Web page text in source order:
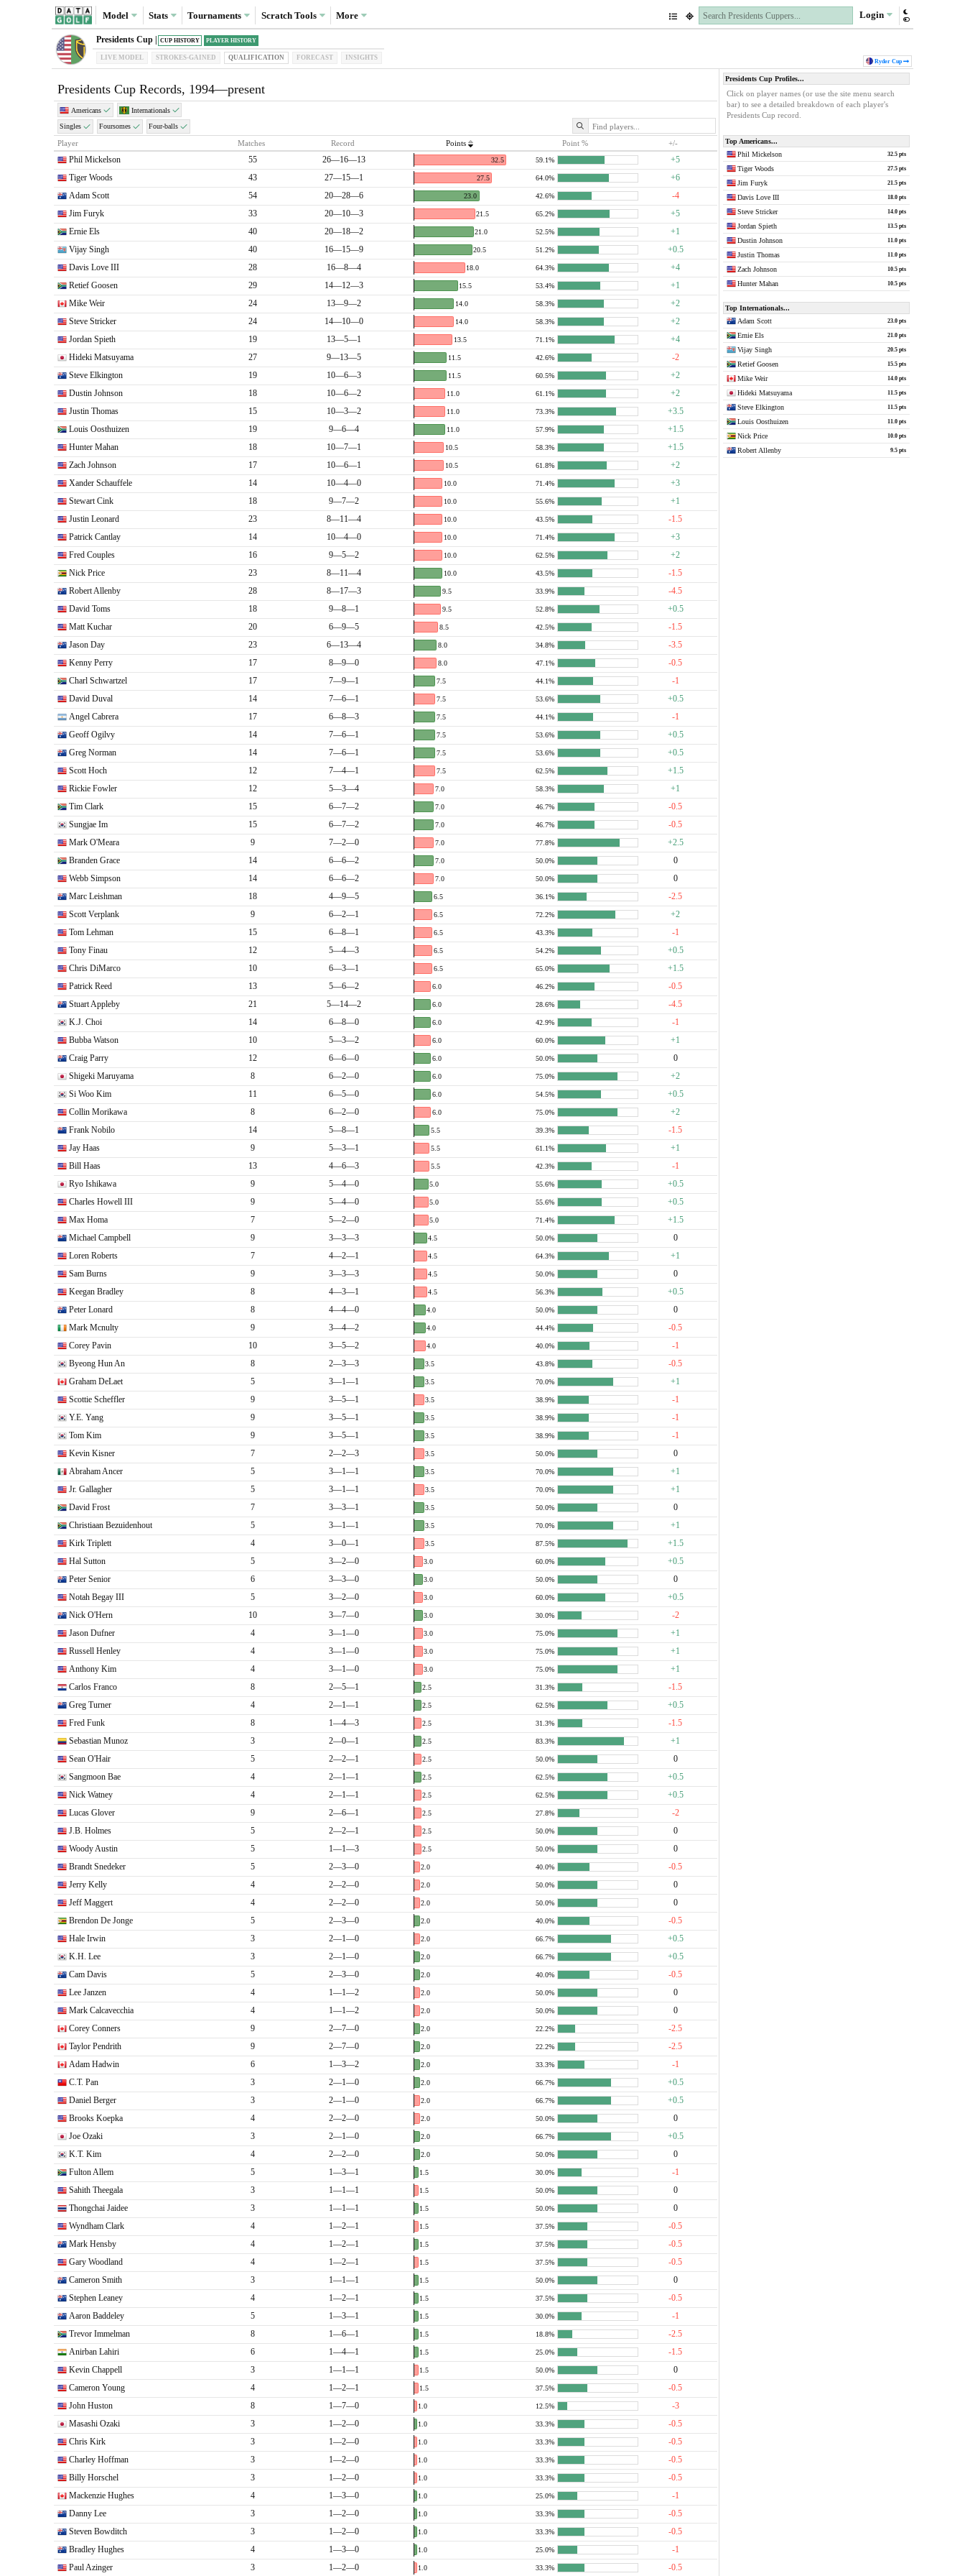
Model Stats Tournaments ScratchTools More Login
Ryder Cup
Presidents Cup | PLAYER HISTORY
CUP HISTORY
LIVE MODEL STROKES-GAINED QUALIFICATION FORECAST INSIGHTS
Presidents Cup Records, 1994—present
Americans Internationals
Singles Foursomes Four-balls
Player Matches Record Points Point % +/-
Phil Mickelson 55 26—16—13 32.5 59.1%
+5
Tiger Woods
43 27—15—1 27.5 64.0%
+6
Adam Scott
54 20—28—6 23.0 42.6%
-4
Jim Furyk
33 20—10—3 21.5 65.2%
+5
Ernie Els
40 20—18—2 21.0 52.5%
+1
Vijay Singh
40 16—15—9 20.5 51.2%
+0.5
Davis Love III
28 16—8—4 18.0 64.3%
+4
Retief Goosen
29 14—12—3 15.5 53.4%
+1
Mike Weir
24 13—9—2 14.0 58.3%
+2
Steve Stricker
24 14—10—0 14.0 58.3%
+2
Jordan Spieth
19 13—5—1 13.5 71.1%
+4
Hideki Matsuyama
27 9—13—5 11.5 42.6%
-2
Steve Elkington
19 10—6—3 11.5 60.5%
+2
Dustin Johnson
18 10—6—2 11.0 61.1%
+2
Justin Thomas
15 10—3—2 11.0 73.3%
+3.5
Louis Oosthuizen
19 9—6—4 11.0 57.9%
+1.5
Hunter Mahan
18 10—7—1 10.5 58.3%
+1.5
Zach Johnson
17 10—6—1 10.5 61.8%
+2
Xander Schauffele
14 10—4—0 10.0 71.4%
+3
Stewart Cink
18 9—7—2 10.0 55.6%
+1
Justin Leonard
23 8—11—4 10.0 43.5%
-1.5
Patrick Cantlay
14 10—4—0 10.0 71.4%
+3
Fred Couples
16 9—5—2 10.0 62.5%
+2
Nick Price
23 8—11—4 10.0 43.5%
-1.5
Robert Allenby
28 8—17—3 9.5 33.9%
-4.5
David Toms
18 9—8—1 9.5 52.8%
+0.5
Matt Kuchar
20 6—9—5 8.5 42.5%
-1.5
Jason Day
23 6—13—4 8.0 34.8%
-3.5
Kenny Perry
17 8—9—0 8.0 47.1%
-0.5
Charl Schwartzel
17 7—9—1 7.5 44.1%
-1
David Duval
14 7—6—1 7.5 53.6%
+0.5
Angel Cabrera
17 6—8—3 7.5 44.1%
-1
Geoff Ogilvy
14 7—6—1 7.5 53.6%
+0.5
Greg Norman
14 7—6—1 7.5 53.6%
+0.5
Scott Hoch
12 7—4—1 7.5 62.5%
+1.5
Rickie Fowler
12 5—3—4 7.0 58.3%
+1
Tim Clark
15 6—7—2 7.0 46.7%
-0.5
Sungjae Im
15 6—7—2 7.0 46.7%
-0.5
Mark O'Meara
9 7—2—0 7.0 77.8%
+2.5
Branden Grace
14 6—6—2 7.0 50.0%
0
Webb Simpson
14 6—6—2 7.0 50.0%
0
Marc Leishman
18 4—9—5 6.5 36.1%
-2.5
Scott Verplank
9 6—2—1 6.5 72.2%
+2
Tom Lehman
15 6—8—1 6.5 43.3%
-1
Tony Finau
12 5—4—3 6.5 54.2%
+0.5
Chris DiMarco
10 6—3—1 6.5 65.0%
+1.5
Patrick Reed
13 5—6—2 6.0 46.2%
-0.5
Stuart Appleby
21 5—14—2 6.0 28.6%
-4.5
K.J. Choi
14 6—8—0 6.0 42.9%
-1
Bubba Watson
10 5—3—2 6.0 60.0%
+1
Craig Parry
12 6—6—0 6.0 50.0%
0
Shigeki Maruyama
8 6—2—0 6.0 75.0%
+2
Si Woo Kim
11 6—5—0 6.0 54.5%
+0.5
Collin Morikawa
8 6—2—0 6.0 75.0%
+2
Frank Nobilo
14 5—8—1 5.5 39.3%
-1.5
Jay Haas
9 5—3—1 5.5 61.1%
+1
Bill Haas
13 4—6—3 5.5 42.3%
-1
Ryo Ishikawa
9 5—4—0 5.0 55.6%
+0.5
Charles Howell III
9 5—4—0 5.0 55.6%
+0.5
Max Homa
7 5—2—0 5.0 71.4%
+1.5
Michael Campbell
9 3—3—3 4.5 50.0%
0
Loren Roberts
7 4—2—1 4.5 64.3%
+1
Sam Burns
9 3—3—3 4.5 50.0%
0
Keegan Bradley
8 4—3—1 4.5 56.3%
+0.5
Peter Lonard
8 4—4—0 4.0 50.0%
0
Mark Mcnulty
9 3—4—2 4.0 44.4%
-0.5
Corey Pavin
10 3—5—2 4.0 40.0%
-1
Byeong Hun An
8 2—3—3 3.5 43.8%
-0.5
Graham DeLaet
5 3—1—1 3.5 70.0%
+1
Scottie Scheffler
9 3—5—1 3.5 38.9%
-1
Y.E. Yang
9 3—5—1 3.5 38.9%
-1
Tom Kim
9 3—5—1 3.5 38.9%
-1
Kevin Kisner
7 2—2—3 3.5 50.0%
0
Abraham Ancer
5 3—1—1 3.5 70.0%
+1
Jr. Gallagher
5 3—1—1 3.5 70.0%
+1
David Frost
7 3—3—1 3.5 50.0%
0
Christiaan Bezuidenhout
5 3—1—1 3.5 70.0%
+1
Kirk Triplett
4 3—0—1 3.5 87.5%
+1.5
Hal Sutton
5 3—2—0 3.0 60.0%
+0.5
Peter Senior
6 3—3—0 3.0 50.0%
0
Notah Begay III
5 3—2—0 3.0 60.0%
+0.5
Nick O'Hern
10 3—7—0 3.0 30.0%
-2
Jason Dufner
4 3—1—0 3.0 75.0%
+1
Russell Henley
4 3—1—0 3.0 75.0%
+1
Anthony Kim
4 3—1—0 3.0 75.0%
+1
Carlos Franco
8 2—5—1 2.5 31.3%
-1.5
Greg Turner
4 2—1—1 2.5 62.5%
+0.5
Fred Funk
8 1—4—3 2.5 31.3%
-1.5
Sebastian Munoz
3 2—0—1 2.5 83.3%
+1
Sean O'Hair
5 2—2—1 2.5 50.0%
0
Sangmoon Bae
4 2—1—1 2.5 62.5%
+0.5
Nick Watney
4 2—1—1 2.5 62.5%
+0.5
Lucas Glover
9 2—6—1 2.5 27.8%
-2
J.B. Holmes
5 2—2—1 2.5 50.0%
0
Woody Austin
5 1—1—3 2.5 50.0%
0
Brandt Snedeker
5 2—3—0 2.0 40.0%
-0.5
Jerry Kelly
4 2—2—0 2.0 50.0%
0
Jeff Maggert
4 2—2—0 2.0 50.0%
0
Brendon De Jonge
5 2—3—0 2.0 40.0%
-0.5
Hale Irwin
3 2—1—0 2.0 66.7%
+0.5
K.H. Lee
3 2—1—0 2.0 66.7%
+0.5
Cam Davis
5 2—3—0 2.0 40.0%
-0.5
Lee Janzen
4 1—1—2 2.0 50.0%
0
Mark Calcavecchia
4 1—1—2 2.0 50.0%
0
Corey Conners
9 2—7—0 2.0 22.2%
-2.5
Taylor Pendrith
9 2—7—0 2.0 22.2%
-2.5
Adam Hadwin
6 1—3—2 2.0 33.3%
-1
C.T. Pan
3 2—1—0 2.0 66.7%
+0.5
Daniel Berger
3 2—1—0 2.0 66.7%
+0.5
Brooks Koepka
4 2—2—0 2.0 50.0%
0
Joe Ozaki
3 2—1—0 2.0 66.7%
+0.5
K.T. Kim
4 2—2—0 2.0 50.0%
0
Fulton Allem
5 1—3—1 1.5 30.0%
-1
Sahith Theegala
3 1—1—1 1.5 50.0%
0
Thongchai Jaidee
3 1—1—1 1.5 50.0%
0
Wyndham Clark
4 1—2—1 1.5 37.5%
-0.5
Mark Hensby
4 1—2—1 1.5 37.5%
-0.5
Gary Woodland
4 1—2—1 1.5 37.5%
-0.5
Cameron Smith
3 1—1—1 1.5 50.0%
0
Stephen Leaney
4 1—2—1 1.5 37.5%
-0.5
Aaron Baddeley
5 1—3—1 1.5 30.0%
-1
Trevor Immelman
8 1—6—1 1.5 18.8%
-2.5
Anirban Lahiri
6 1—4—1 1.5 25.0%
-1.5
Kevin Chappell
3 1—1—1 1.5 50.0%
0
Cameron Young
4 1—2—1 1.5 37.5%
-0.5
John Huston
8 1—7—0 1.0 12.5%
-3
Masashi Ozaki
3 1—2—0 1.0 33.3%
-0.5
Chris Kirk
3 1—2—0 1.0 33.3%
-0.5
Charley Hoffman
3 1—2—0 1.0 33.3%
-0.5
Billy Horschel
3 1—2—0 1.0 33.3%
-0.5
Mackenzie Hughes
4 1—3—0 1.0 25.0%
-1
Danny Lee
3 1—2—0 1.0 33.3%
-0.5
Steven Bowditch
3 1—2—0 1.0 33.3%
-0.5
Bradley Hughes
4 1—3—0 1.0 25.0%
-1
Paul Azinger
3 1—2—0 1.0 33.3% -0.5
Presidents Cup Profiles...
Click on player names (or use the site menu search
bar) to see a detailed breakdown of each player's
Presidents Cup record.
Top Americans...
Phil Mickelson
32.5 pts
Tiger Woods 27.5 pts
Jim Furyk 21.5 pts
Davis Love III 18.0 pts
Steve Stricker 14.0 pts
Jordan Spieth 13.5 pts
Dustin Johnson 11.0 pts
Justin Thomas 11.0 pts
Zach Johnson 10.5 pts
Hunter Mahan 10.5 pts
Top Internationals...
Adam Scott
23.0 pts
Ernie Els 21.0 pts
Vijay Singh 20.5 pts
Retief Goosen 15.5 pts
Mike Weir 14.0 pts
Hideki Matsuyama 11.5 pts
Steve Elkington 11.5 pts
Louis Oosthuizen 11.0 pts
Nick Price 10.0 pts
Robert Allenby 9.5 pts